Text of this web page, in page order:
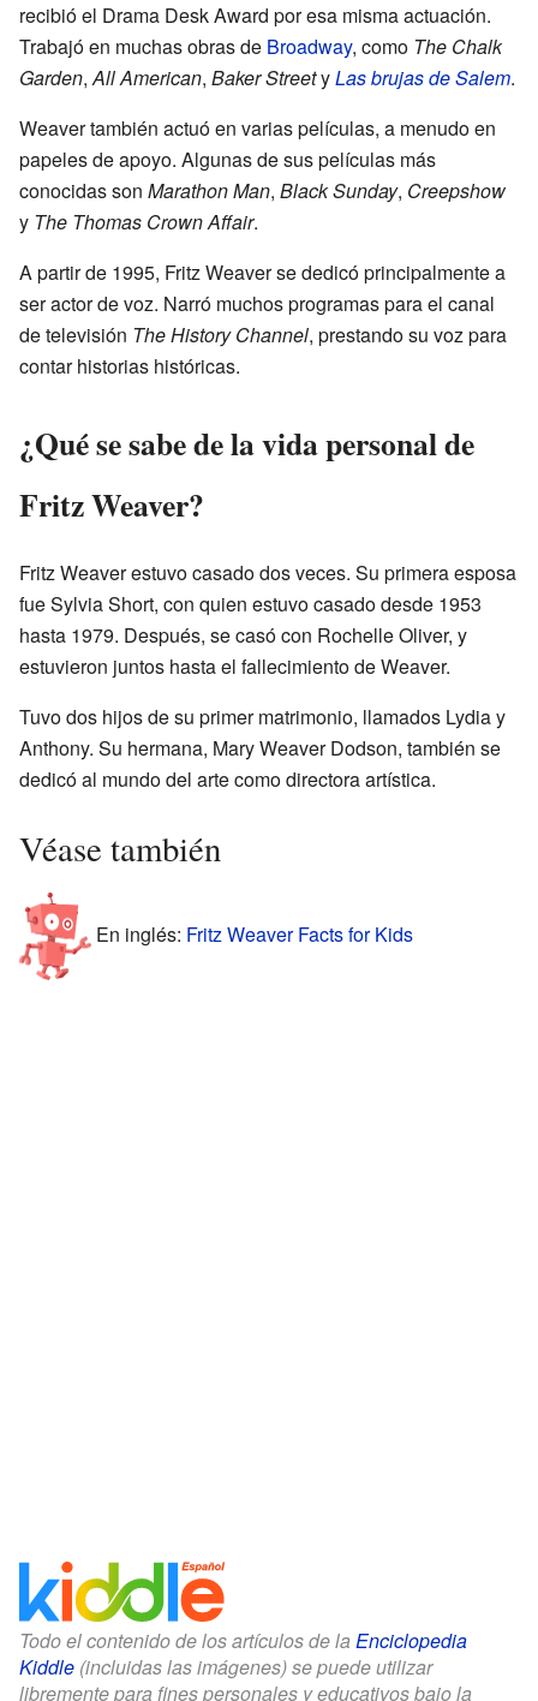
recibió el Drama Desk Award por esa misma actuación.
Trabajó en muchas obras de Broadway, como The Chalk
Garden,All American, Baker StreetyLas brujas de Salem.
Weaver también actuó en varias películas, a menudo en
papeles de apoyo. Algunas de sus películas más
conocidas son Marathon Man, Black Sunday, Creepshow
y The Thomas Crown Affair.
A partir de 1995, Fritz Weaver se dedicó principalmente a
ser actor de voz. Narró muchos programas para el canal
de televisión The History Channel, prestando su voz para
contar historias históricas.
¿Qué se sabe de la vida personal de
Fritz Weaver?
Fritz Weaver estuvo casado dos veces. Su primera esposa
fue Sylvia Short, con quien estuvo casado desde 1953
hasta 1979. Después, se casó con Rochelle Oliver, y
estuvieron juntos hasta el fallecimiento de Weaver.
Tuvo dos hijos de su primer matrimonio, llamados Lydia y
Anthony. Su hermana, Mary Weaver Dodson, también se
dedicó al mundo del arte como directora artística.
Véase también
En inglés: Fritz Weaver Facts for Kids
Todo el contenido de los artículos de la Enciclopedia
Kiddle (incluidas las imágenes) se puede utilizar
libremente para fines personales y educativos bajo la